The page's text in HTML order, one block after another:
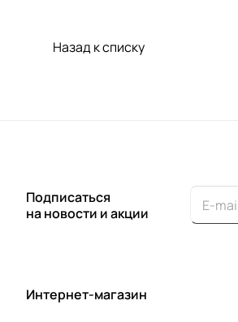
Назад к списку
Подписаться
на новости и акции
Интернет-магазин